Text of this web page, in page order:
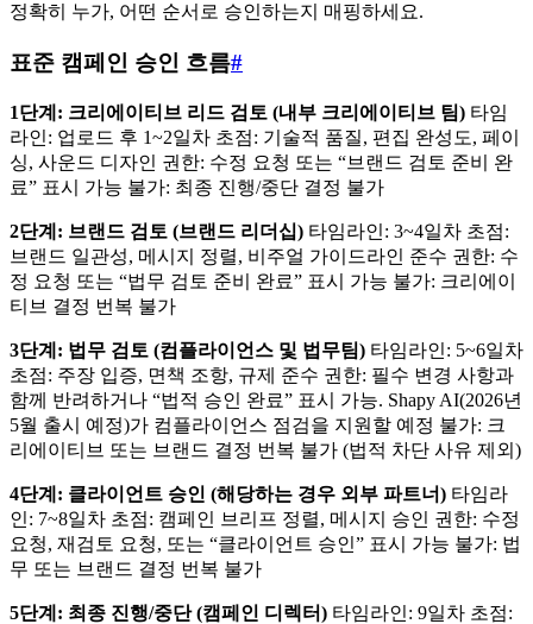
정확히 누가, 어떤 순서로 승인하는지 매핑하세요.
표준 캠페인 승인 흐름#
1단계: 크리에이티브 리드 검토 (내부 크리에이티브 팀) 타임
라인: 업로드 후 1~2일차 초점: 기술적 품질, 편집 완성도, 페이
싱, 사운드 디자인 권한: 수정 요청 또는 “브랜드 검토 준비 완
료” 표시 가능 불가: 최종 진행/중단 결정 불가
2단계: 브랜드 검토 (브랜드 리더십) 타임라인: 3~4일차 초점:
브랜드 일관성, 메시지 정렬, 비주얼 가이드라인 준수 권한: 수
정 요청 또는 “법무 검토 준비 완료” 표시 가능 불가: 크리에이
티브 결정 번복 불가
3단계: 법무 검토 (컴플라이언스 및 법무팀) 타임라인: 5~6일차
초점: 주장 입증, 면책 조항, 규제 준수 권한: 필수 변경 사항과
함께 반려하거나 “법적 승인 완료” 표시 가능. Shapy AI(2026년
5월 출시 예정)가 컴플라이언스 점검을 지원할 예정 불가: 크
리에이티브 또는 브랜드 결정 번복 불가 (법적 차단 사유 제외)
4단계: 클라이언트 승인 (해당하는 경우 외부 파트너) 타임라
인: 7~8일차 초점: 캠페인 브리프 정렬, 메시지 승인 권한: 수정
요청, 재검토 요청, 또는 “클라이언트 승인” 표시 가능 불가: 법
무 또는 브랜드 결정 번복 불가
5단계: 최종 진행/중단 (캠페인 디렉터) 타임라인: 9일차 초점: